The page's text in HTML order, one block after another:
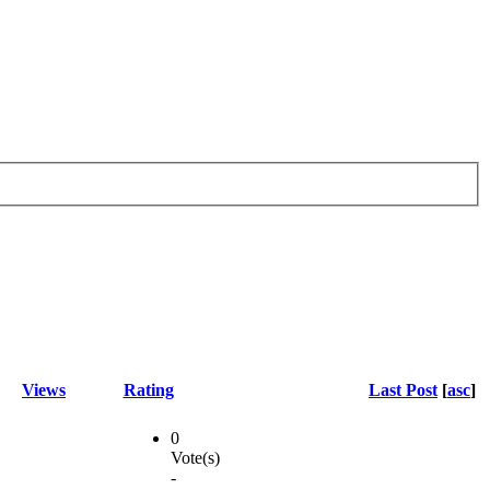
Views Rating Last Post [asc]
0
Vote(s)
-